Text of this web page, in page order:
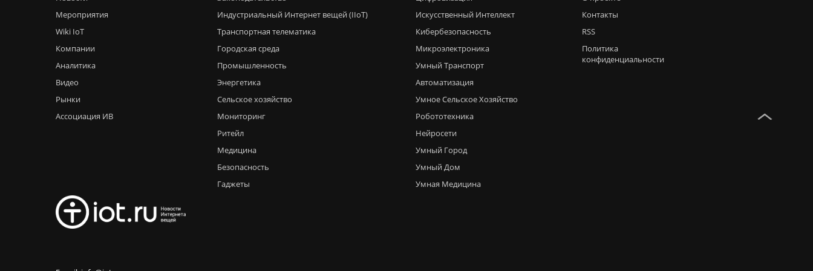
Мероприятия
Wiki IoT
Компании
Аналитика
Видео
Рынки
Ассоциация ИВ
Индустриальный Интернет вещей (IIoT)
Транспортная телематика
Городская среда
Промышленность
Энергетика
Сельское хозяйство
Мониторинг
Ритейл
Медицина
Безопасность
Гаджеты
Искусственный Интеллект
Кибербезопасность
Микроэлектроника
Умный Транспорт
Автоматизация
Умное Сельское Хозяйство
Робототехника
Нейросети
Умный Город
Умный Дом
Умная Медицина
Контакты
RSS
Политика
конфиденциальности